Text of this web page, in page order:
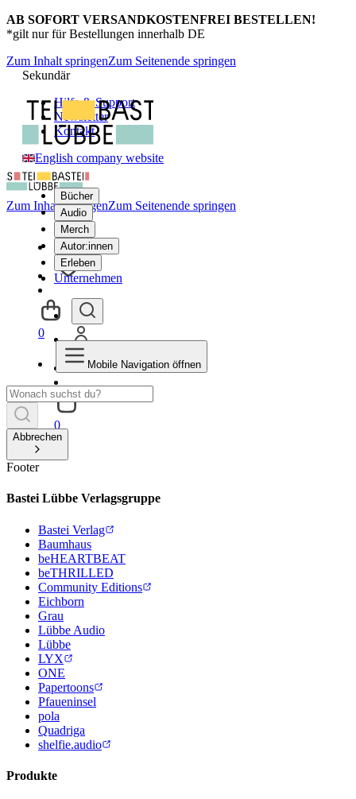
AB SOFORT VERSANDKOSTENFREI BESTELLEN!
*gilt nur für Bestellungen innerhalb DE
Zum Inhalt springenZum Seitenende springen
Sekundär
Hilfe & Support
Newsletter
Kontakt
English company website
Bücher
Audio
Merch
Autor:innen
Erleben
Unternehmen
0
Zum Inhalt springenZum Seitenende springen
0
Mobile Navigation öffnen
Abbrechen
Footer
Bastei Lübbe Verlagsgruppe
Bastei Verlag
Baumhaus
beHEARTBEAT
beTHRILLED
Community Editions
Eichborn
Grau
Lübbe Audio
Lübbe
LYX
ONE
Papertoons
Pfaueninsel
pola
Quadriga
shelfie.audio
Produkte